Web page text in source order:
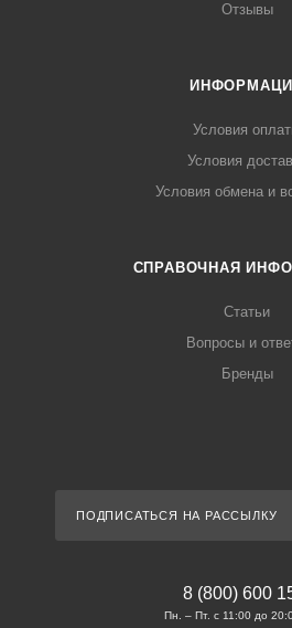
Отзывы
Условия
Условия
Условия обмена и
СПРАВОЧНАЯ
Статьи
Вопросы и
Бренды
ПОДПИСАТЬСЯ НА РАССЫЛКУ
8 (800) 600